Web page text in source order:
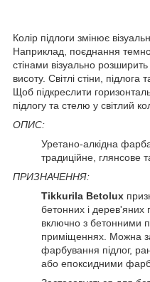
Колір підлоги змінює
Наприклад, поєднання темної
стінами візуально
висоту. Світлі стіни,
Щоб підкреслити
підлогу та стелю у світлий
ОПИС:
Уретано-алкідна
традиційне, глянсове
ПРИЗНАЧЕННЯ:
Tikkurila Betolux
бетонних і дерев'яних
включно з бетонними
приміщеннях. Можна
фарбування підлог,
або епоксидними